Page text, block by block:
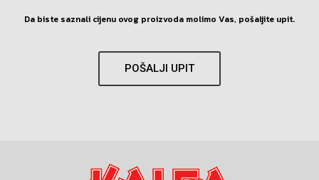
Da biste saznali cijenu ovog proizvoda molimo Vas, pošaljite upit.
POŠALJI UPIT